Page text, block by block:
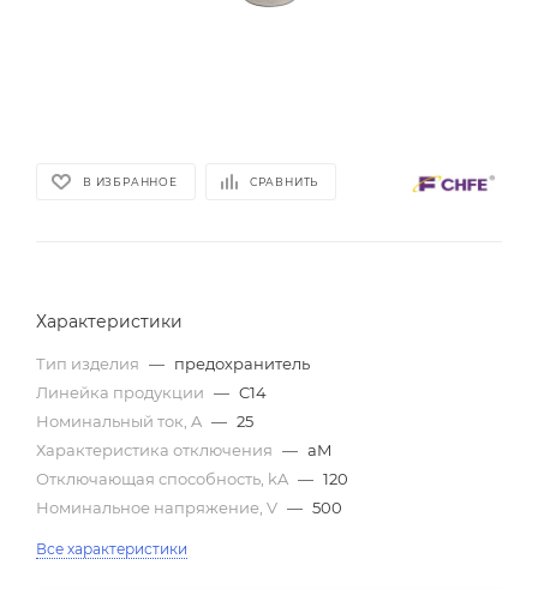
В ИЗБРАННОЕ СРАВНИТЬ
Характеристики
Тип изделия — предохранитель
Линейка продукции — C14
Номинальный ток, A — 25
Характеристика отключения — aM
Отключающая способность, kA — 120
Номинальное напряжение, V — 500
Все характеристики